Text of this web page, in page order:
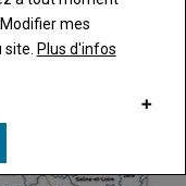
mes
Plus d'infos